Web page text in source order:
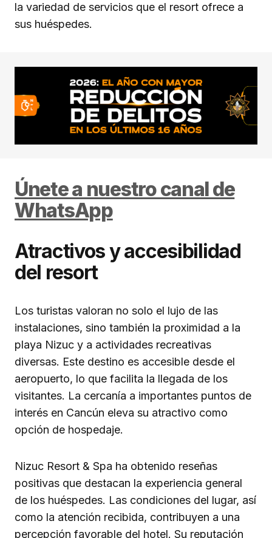
la variedad de servicios que el resort ofrece a
sus huéspedes.
Únete a nuestro canal de
WhatsApp
Atractivos y accesibilidad
del resort
Los turistas valoran no solo el lujo de las
instalaciones, sino también la proximidad a la
playa Nizuc y a actividades recreativas
diversas. Este destino es accesible desde el
aeropuerto, lo que facilita la llegada de los
visitantes. La cercanía a importantes puntos de
interés en Cancún eleva su atractivo como
opción de hospedaje.
Nizuc Resort & Spa ha obtenido reseñas
positivas que destacan la experiencia general
de los huéspedes. Las condiciones del lugar, así
como la atención recibida, contribuyen a una
percepción favorable del hotel. Su reputación